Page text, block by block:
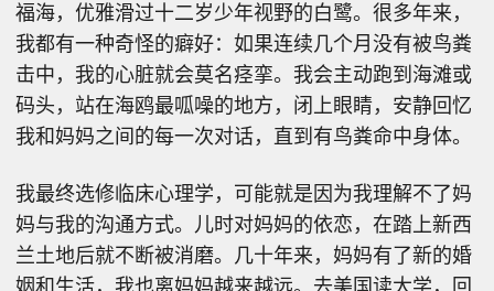
福海，优雅滑过十二岁少年视野的白鹭。很多年来，
我都有一种奇怪的癖好：如果连续几个月没有被鸟粪
击中，我的心脏就会莫名痉挛。我会主动跑到海滩或
码头，站在海鸥最呱噪的地方，闭上眼睛，安静回忆
我和妈妈之间的每一次对话，直到有鸟粪命中身体。
我最终选修临床心理学，可能就是因为我理解不了妈
妈与我的沟通方式。儿时对妈妈的依恋，在踏上新西
兰土地后就不断被消磨。几十年来，妈妈有了新的婚
姻和生活，我也离妈妈越来越远。去美国读大学，回